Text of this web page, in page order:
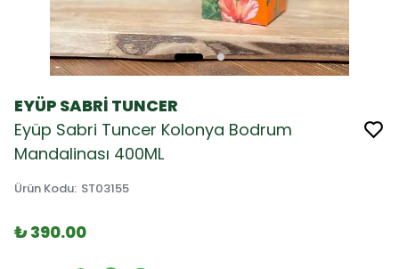
EYÜP SABRİ TUNCER
Eyüp Sabri Tuncer Kolonya Bodrum
Mandalinası 400ML
Ürün Kodu: ST03155
₺ 390.00